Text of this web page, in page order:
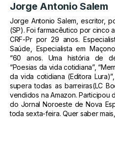
Jorge Antonio Salem
Jorge Antonio Salem, escritor,
(SP). Foi farmacêutico por cinco
CRF-Pr por 29 anos.
Saúde, Especialista em
“60 anos. Uma história de
“Poesias da vida cotidiana”,
da vida cotidiana (Editora
supera todas as barreiras(LC
vendidos na Amazon. Participou
do Jornal Noroeste de Nova
toda sexta-feira. Quer saber